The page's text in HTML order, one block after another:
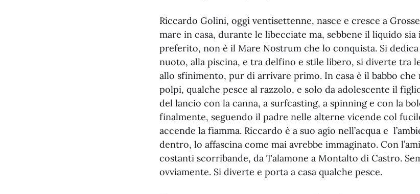
Riccardo Golini, oggi ventisettenne, nasce e cresce a
mare in casa, durante le libecciate ma, sebbene il liquido
preferito, non è il Mare Nostrum che lo conquista. Si
nuoto, alla piscina, e tra delfino e stile libero, si diverte tra
allo sfinimento, pur di arrivare primo. In casa è il babbo che
polpi, qualche pesce al razzolo, e solo da adolescente il
del lancio con la canna, a surfcasting, a spinning e con la
finalmente, seguendo il padre nelle alterne vicende col
accende la fiamma. Riccardo è a suo agio nell’acqua e
dentro, lo affascina come mai avrebbe immaginato. Con
costanti scorribande, da Talamone a Montalto di Castro.
ovviamente. Si diverte e porta a casa qualche pesce.